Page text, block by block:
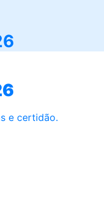
e certidão.